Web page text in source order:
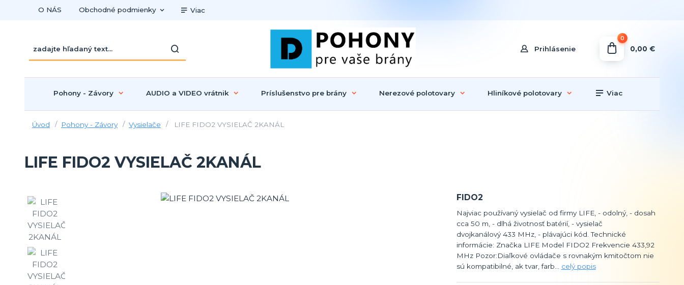
O NÁS Obchodné podmienky Viac
Prihlásenie
0
0,00 €
Pohony - Závory AUDIO a VIDEO vrátnik Príslušenstvo pre brány Nerezové polotovary Hliníkové polotovary Viac
Úvod Pohony - Závory Vysielače LIFE FIDO2 VYSIELAČ 2KANÁL
LIFE FIDO2 VYSIELAČ 2KANÁL
FIDO2
Najviac používaný vysielač od firmy LIFE, - odolný, - dosah
cca 50 m, - dlhá životnosť batérií, - vysielač
dvojkanálový 433 MHz, - plávajúci kód. Technické
informácie: Značka LIFE Model FIDO2 Frekvencie 433,92
MHz Pozor:Diaľkové ovládače s rovnakým kmitočtom nie
sú kompatibilné, ak tvar, farb... celý popis